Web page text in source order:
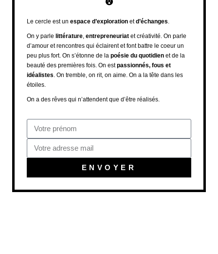
Le cercle est un espace d’exploration etd’échanges
On y parle littérature entrepreneuriat et créativité. On parle
d’amour et rencontres qui éclairent et font battre le coeur un
peu plus fort. On s’étonne de la poésie du quotidien et de la
beauté des premières fois. On estpassionnés, fous et
idéalistes . On tremble, on rit, on aime. On a la tête dans les
étoiles.
On a des rêves qui n’attendent que d’être réalisés.
ENVOYER